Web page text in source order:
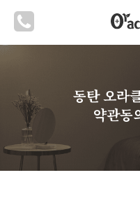
동탄 오라
약관동